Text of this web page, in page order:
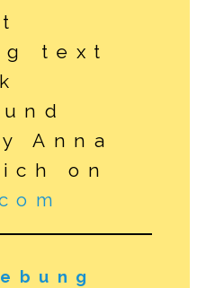
Anna
on